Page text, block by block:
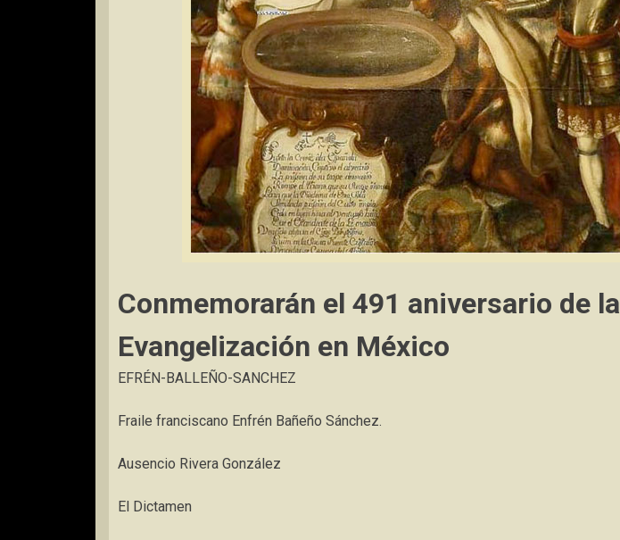
Conmemorarán el 491 aniversario de la
Evangelización en México
EFRÉN-BALLEÑO-SANCHEZ
Fraile franciscano Enfrén Bañeño Sánchez.
Ausencio Rivera González
El Dictamen